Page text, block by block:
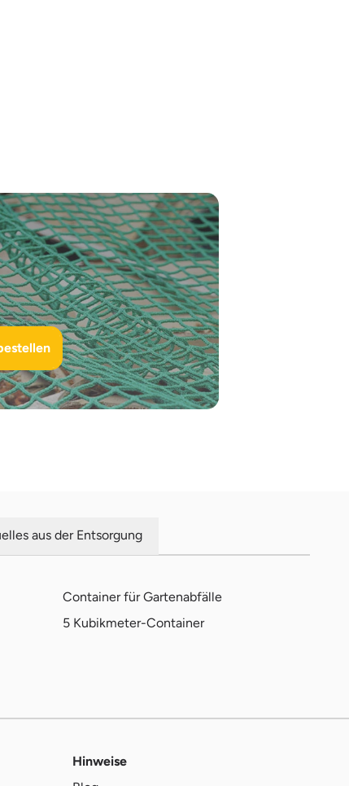
aus der Entsorgung
Container für Gartenabfälle
5 Kubikmeter-Container
Hinweise